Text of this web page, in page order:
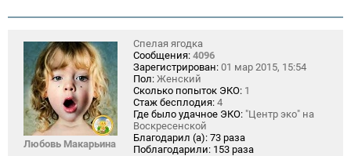
Любовь Макарьина
Спелая ягодка
Сообщения: 4096
Зарегистрирован: 01 мар 2015, 15:54
Пол: Женский
Сколько попыток ЭКО: 1
Стаж бесплодия: 4
Где было удачное ЭКО: "Центр эко" на
Воскресенской
Благодарил (а): 73 раза
Поблагодарили: 153 раза